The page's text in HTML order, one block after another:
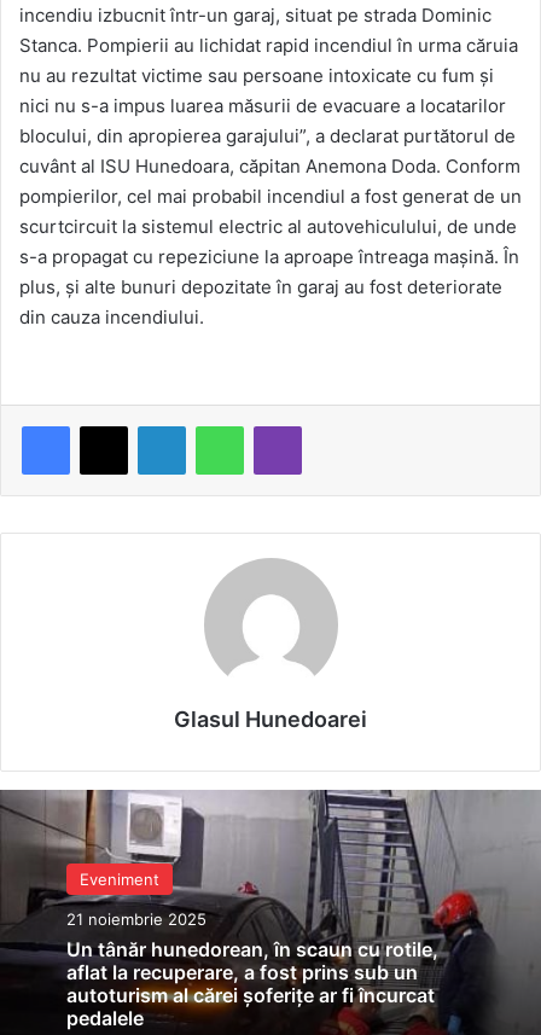
incendiu izbucnit într-un garaj, situat pe strada Dominic
Stanca. Pompierii au lichidat rapid incendiul în urma căruia
nu au rezultat victime sau persoane intoxicate cu fum şi
nici nu s-a impus luarea măsurii de evacuare a locatarilor
blocului, din apropierea garajului”, a declarat purtătorul de
cuvânt al ISU Hunedoara, căpitan Anemona Doda. Conform
pompierilor, cel mai probabil incendiul a fost generat de un
scurtcircuit la sistemul electric al autovehiculului, de unde
s-a propagat cu repeziciune la aproape întreaga maşină. În
plus, şi alte bunuri depozitate în garaj au fost deteriorate
din cauza incendiului.
LinkedIn WhatsApp
Glasul Hunedoarei
Eveniment
21 noiembrie 2025
Un tânăr hunedorean, în scaun cu rotile,
aflat la recuperare, a fost prins sub un
autoturism al cărei șoferițe ar fi încurcat
pedalele